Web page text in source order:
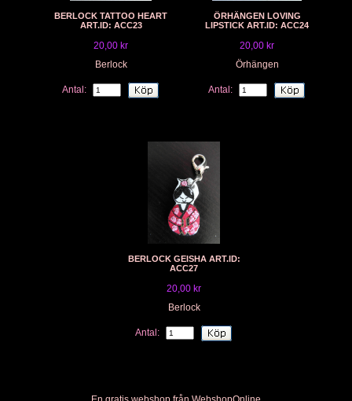
BERLOCK TATTOO HEART
ART.ID: ACC23
20,00 kr
Berlock
Antal:
ÖRHÄNGEN LOVING
LIPSTICK ART.ID: ACC24
20,00 kr
Örhängen
Antal:
BERLOCK GEISHA ART.ID:
ACC27
20,00 kr
Berlock
Antal: